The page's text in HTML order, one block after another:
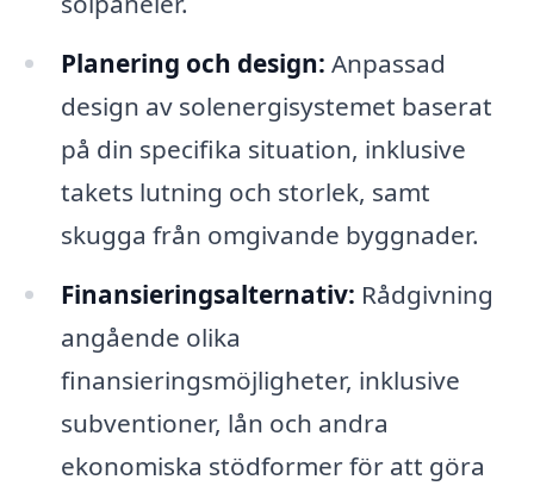
Planering och design: Anpassad
design av solenergisystemet baserat
på din specifika situation, inklusive
takets lutning och storlek, samt
skugga från omgivande byggnader.
Finansieringsalternativ: Rådgivning
angående olika
finansieringsmöjligheter, inklusive
subventioner, lån och andra
ekonomiska stödformer för att göra